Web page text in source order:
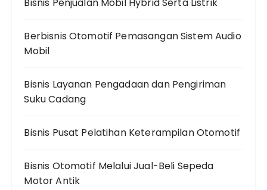
Berbisnis Otomotif Pemasangan Sistem Audio
Mobil
Bisnis Layanan Pengadaan dan Pengiriman
Suku Cadang
Bisnis Pusat Pelatihan Keterampilan Otomotif
Bisnis Otomotif Melalui Jual-Beli Sepeda
Motor Antik